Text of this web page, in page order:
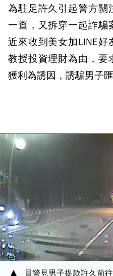
為駐足許久引起警方關
一查，又拆穿一起詐騙
近來收到美女加LINE
教授投資理財為由，要
獲利為誘因，誘騙男子匯
員警見男子提款許久前